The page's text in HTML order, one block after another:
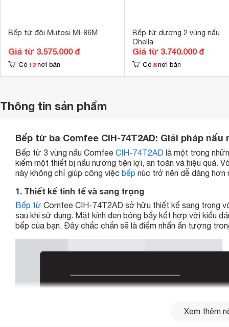
Bếp từ đôi Mutosi MI-86M
Giá từ 3.575.000 đ
Có 12 nơi bán
Bếp từ dương 2 vùng nấu
Ohella
Giá từ 3.740.000 đ
Có 8 nơi bán
Thông tin sản phẩm
Bếp từ ba Comfee CIH-74T2AD: Giải pháp
Bếp từ 3 vùng nấu Comfee CIH-74T2AD là một trong
kiếm một thiết bị nấu nướng tiện lợi, an toàn và hiệu quả.
này không chỉ giúp công việc bếp núc trở nên dễ dàng
1. Thiết kế tinh tế và sang trọng
Bếp từ Comfee CIH-74T2AD sở hữu thiết kế sang trọng
sau khi sử dụng. Mặt kính đen bóng bẩy kết hợp với kiểu
bếp của bạn. Đây chắc chắn sẽ là điểm nhấn ấn tượng
Xem thêm